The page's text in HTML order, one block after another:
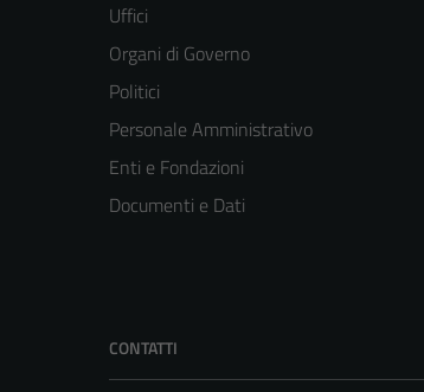
Uffici
Organi di Governo
Politici
Personale Amministrativo
Enti e Fondazioni
Documenti e Dati
CONTATTI